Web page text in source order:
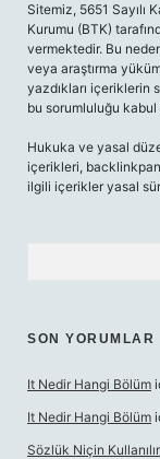
Sitemiz, 5651 Sayılı
Kurumu (BTK)
vermektedir. Bu
veya araştırma
yazdıkları içeriklerin
bu sorumluluğu kabul
Hukuka ve yasal
içerikleri,
ilgili içerikler yasal
SON YORUMLAR
It Nedir Hangi Bölüm
It Nedir Hangi Bölüm
Sözlük Niçin Kullanılır